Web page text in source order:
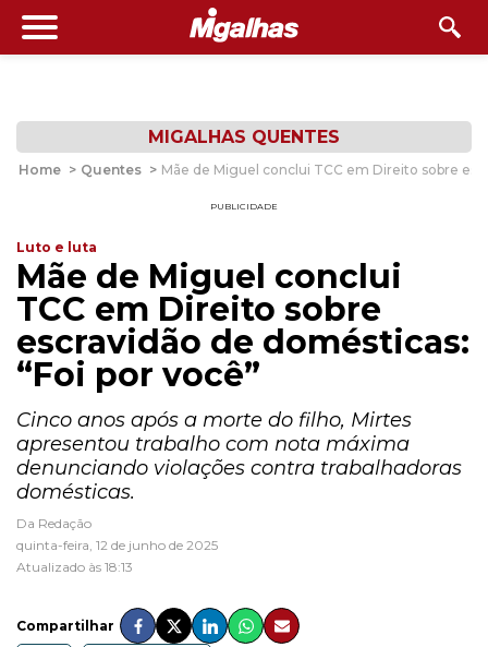
MIGALHAS QUENTES
Home > Quentes > Mãe de Miguel conclui TCC em Direito sobre
PUBLICIDADE
Luto e luta
Mãe de Miguel conclui
TCC em Direito sobre
escravidão de domésticas:
“Foi por você”
Cinco anos após a morte do filho, Mirtes
apresentou trabalho com nota máxima
denunciando violações contra trabalhadoras
domésticas.
Da Redação
quinta-feira, 12 de junho de 2025
Atualizado às 18:13
Compartilhar